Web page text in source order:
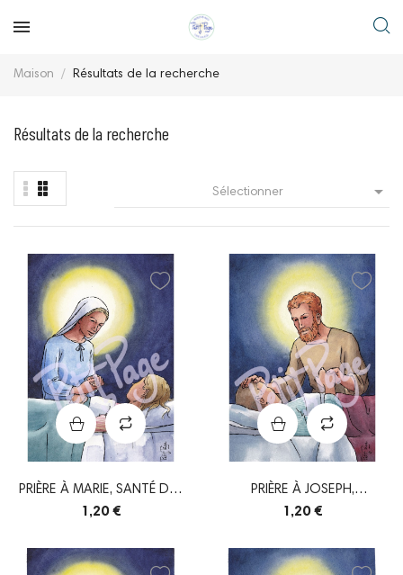
Maison Résultats de la recherche
Résultats de la recherche
Sélectionner 
PRIÈRE À MARIE, SANTÉ DES
MALADES
1,20 €
PRIÈRE À JOSEPH,
ESPÉRANCE DES MALADES
1,20 €